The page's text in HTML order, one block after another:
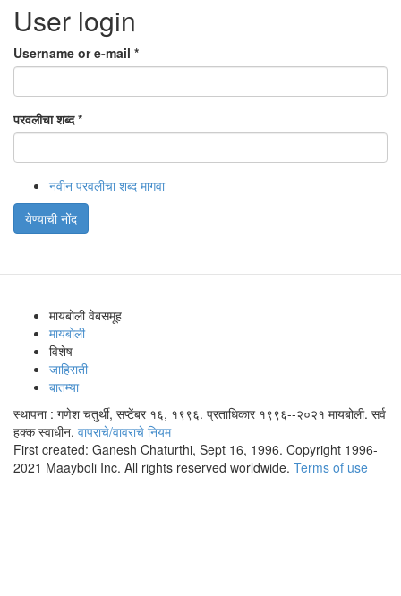
User login
Username or e-mail *
परवलीचा शब्द*
नवीन परवलीचा शब्द मागवा
येण्याची नोंद
मायबोली वेबसमूह
मायबोली
विशेष
जाहिराती
बातम्या
स्थापना : गणेश चतुर्थी, सप्टेंबर १६, १९९६. प्रताधिकार १९९६--२०२१ मायबोली. सर्व
हक्क स्वाधीन. वापराचे/वावराचे नियम
First created: Ganesh Chaturthi, Sept 16, 1996. Copyright 1996-
2021 Maayboli Inc. All rights reserved worldwide. Terms of use